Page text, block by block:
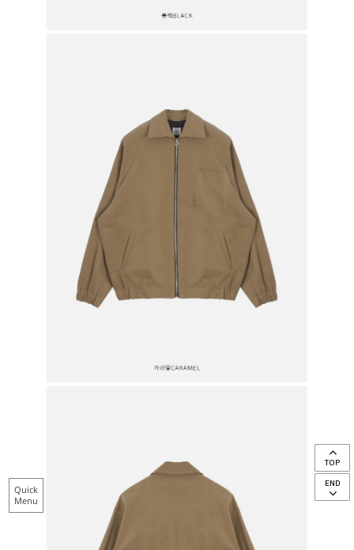
Quick
Menu
TOP
END